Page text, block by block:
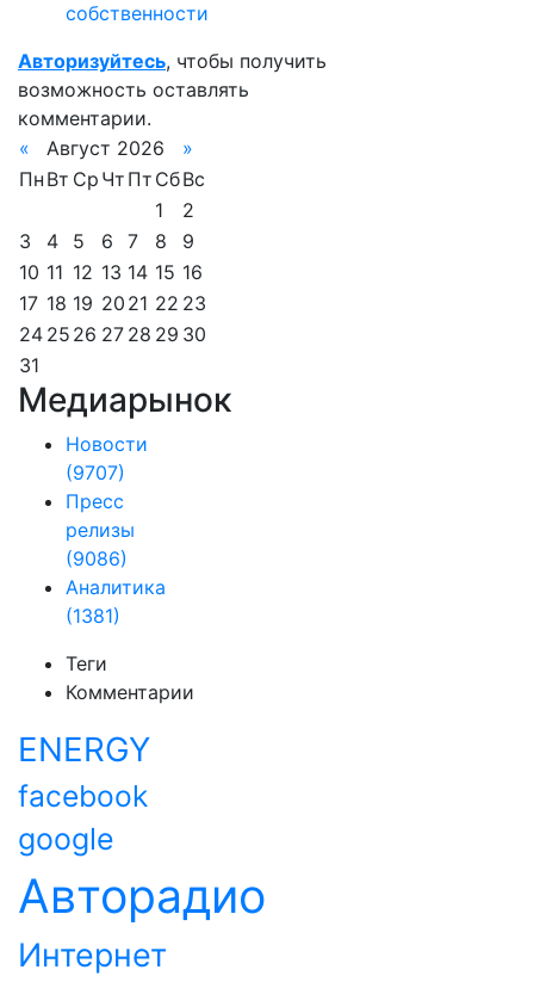
собственности
Авторизуйтесь, чтобы получить
возможность оставлять
комментарии.
«
Август 2026
»
Пн Вт Ср Чт Пт СбВс
1
2
3
4 5 6 7 8
9
10 11 12 13 14 15 16
17 18 19 20 21 22 23
24 25 26 27 28 29 30
31
Медиарынок
Новости
(9707)
Пресс
релизы
(9086)
Аналитика
(1381)
Теги
Комментарии
ENERGY
facebook
google
Авторадио
Интернет